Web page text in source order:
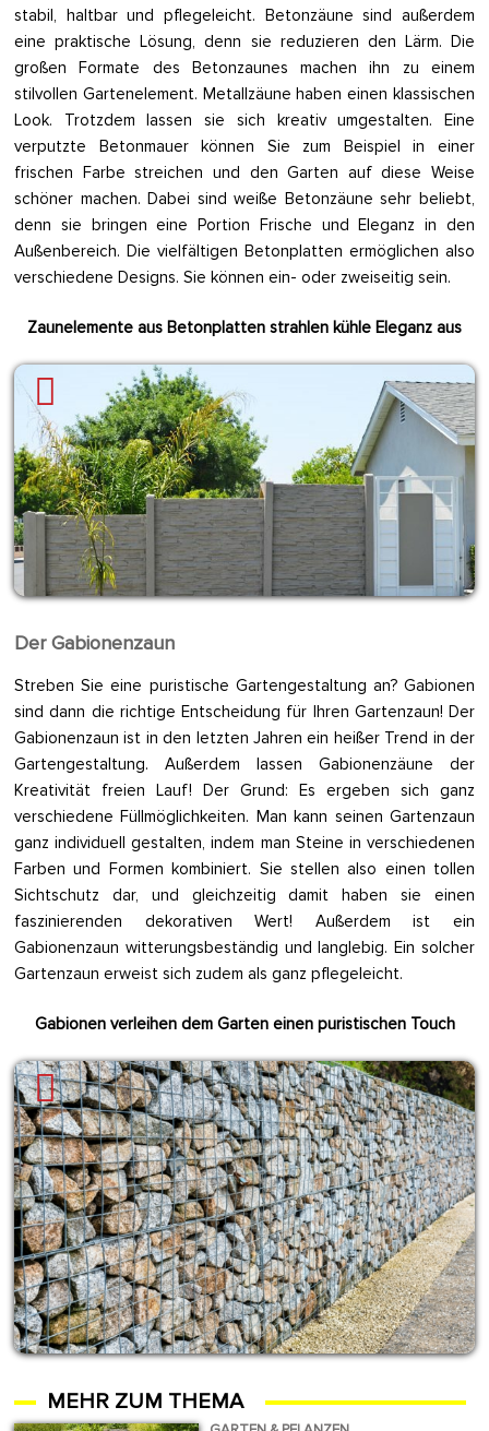
stabil, haltbar und pflegeleicht. Betonzäune sind außerdem
eine praktische Lösung, denn sie reduzieren den Lärm. Die
großen Formate des Betonzaunes machen ihn zu einem
stilvollen Gartenelement. Metallzäune haben einen klassischen
Look. Trotzdem lassen sie sich kreativ umgestalten. Eine
verputzte Betonmauer können Sie zum Beispiel in einer
frischen Farbe streichen und den Garten auf diese Weise
schöner machen. Dabei sind weiße Betonzäune sehr beliebt,
denn sie bringen eine Portion Frische und Eleganz in den
Außenbereich. Die vielfältigen Betonplatten ermöglichen also
verschiedene Designs. Sie können ein- oder zweiseitig sein.
Zaunelemente aus Betonplatten strahlen kühle Eleganz aus
Der Gabionenzaun
Streben Sie eine puristische Gartengestaltung an? Gabionen
sind dann die richtige Entscheidung für Ihren Gartenzaun! Der
Gabionenzaun ist in den letzten Jahren ein heißer Trend in der
Gartengestaltung. Außerdem lassen Gabionenzäune der
Kreativität freien Lauf! Der Grund: Es ergeben sich ganz
verschiedene Füllmöglichkeiten. Man kann seinen Gartenzaun
ganz individuell gestalten, indem man Steine in verschiedenen
Farben und Formen kombiniert. Sie stellen also einen tollen
Sichtschutz dar, und gleichzeitig damit haben sie einen
faszinierenden dekorativen Wert! Außerdem ist ein
Gabionenzaun witterungsbeständig und langlebig. Ein solcher
Gartenzaun erweist sich zudem als ganz pflegeleicht.
Gabionen verleihen dem Garten einen puristischen Touch
MEHR ZUM THEMA